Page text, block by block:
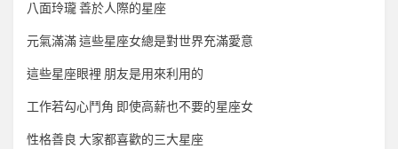
八面玲瓏 善於人際的星座
元氣滿滿 這些星座女總是對世界充滿愛意
這些星座眼裡 朋友是用來利用的
工作若勾心鬥角 即使高薪也不要的星座女
性格善良 大家都喜歡的三大星座